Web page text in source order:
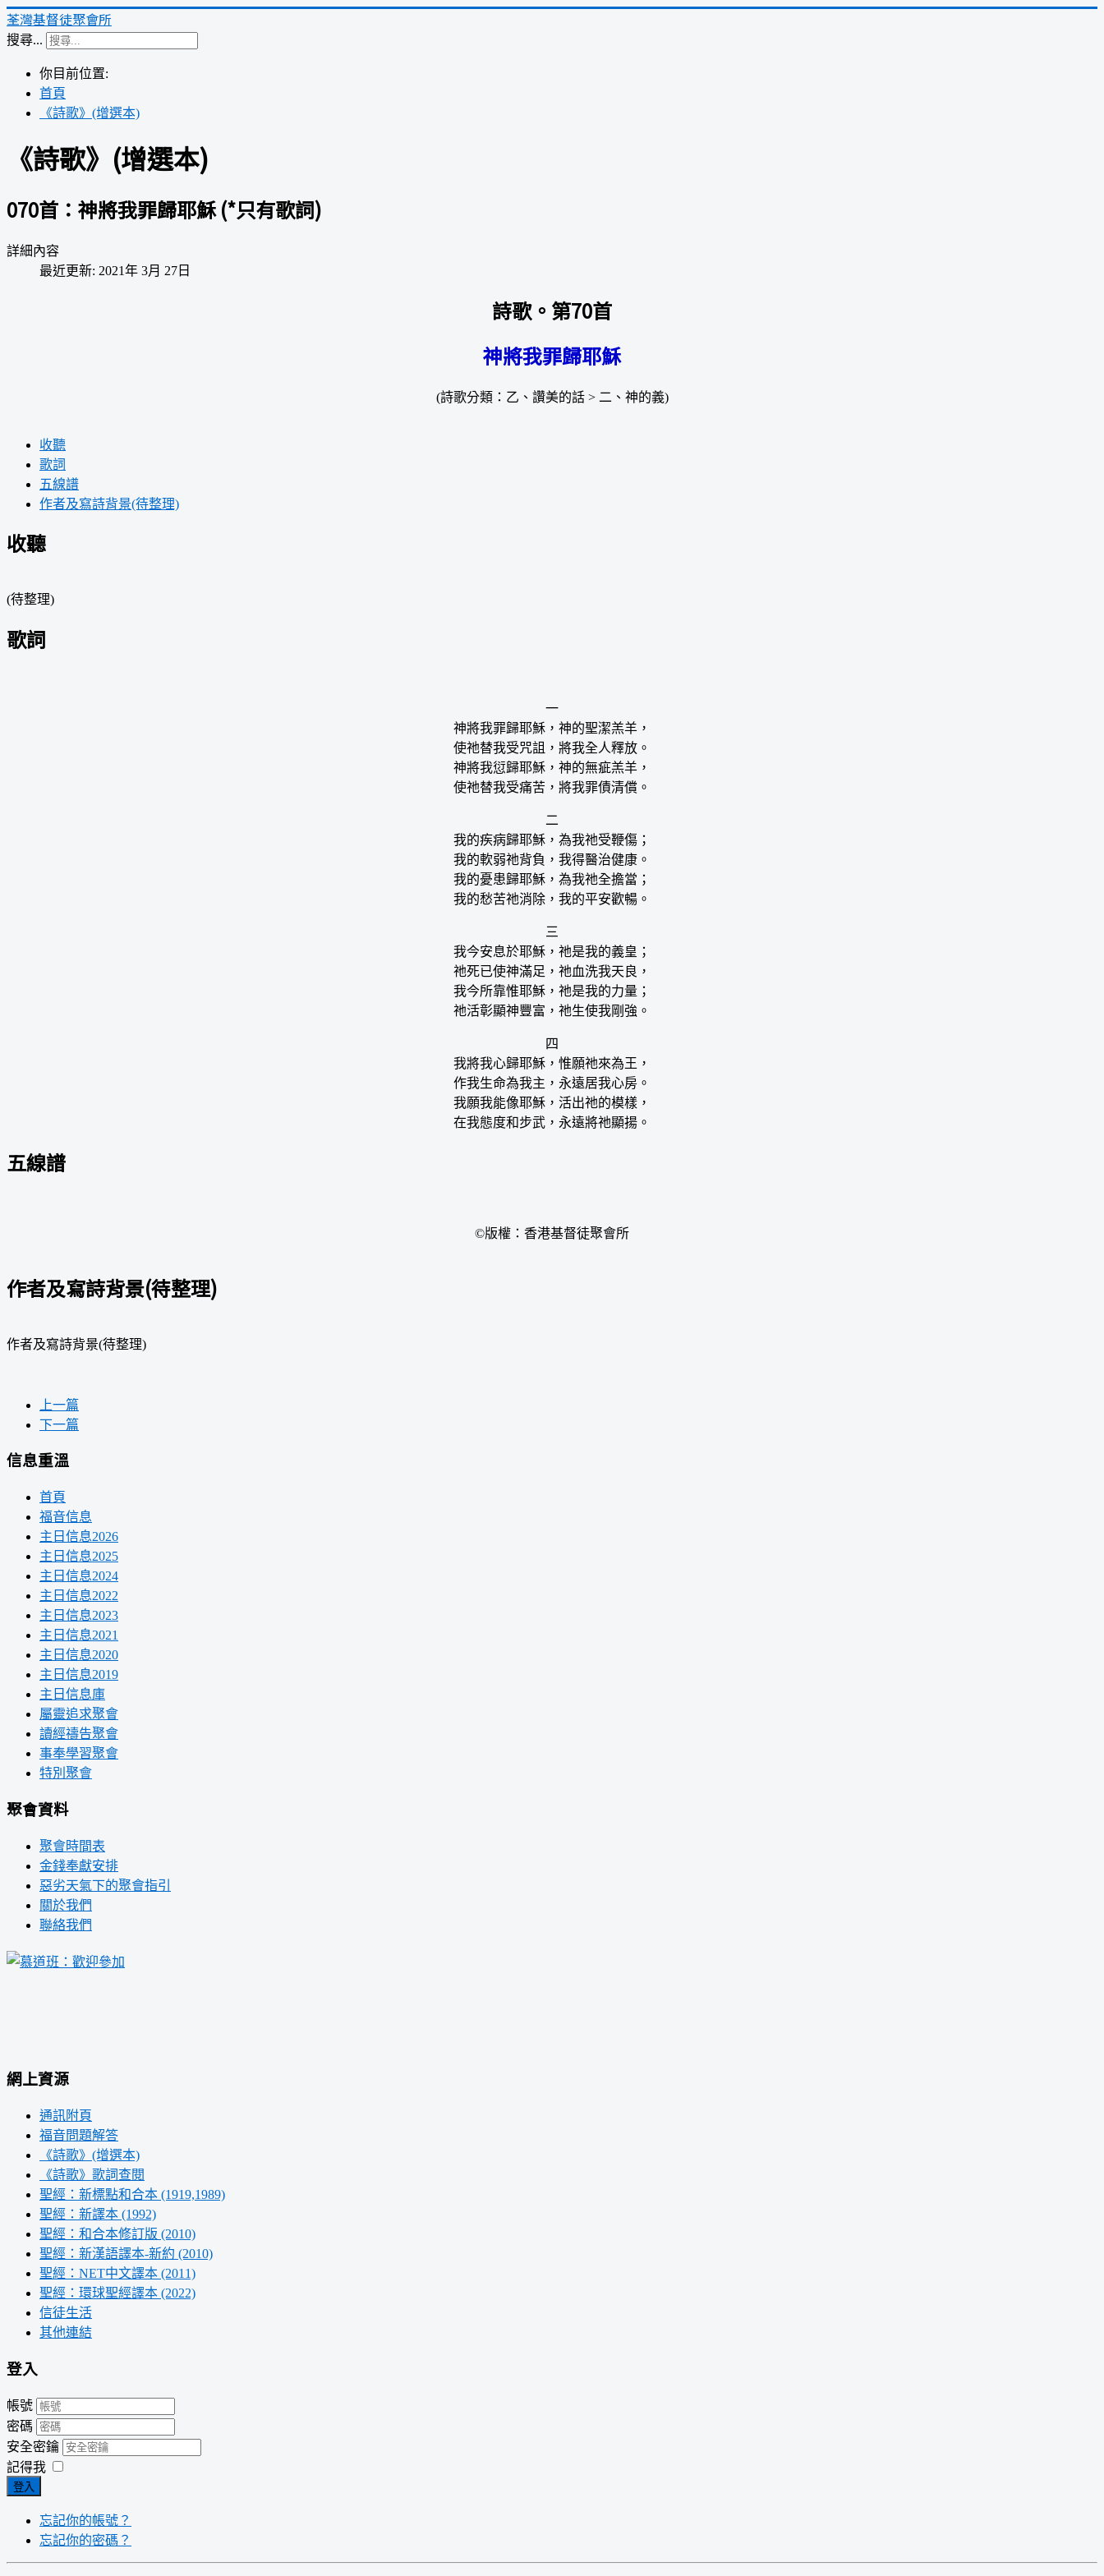
荃灣基督徒聚會所
搜尋...
你目前位置:
首頁
《詩歌》(增選本)
《詩歌》(增選本)
070首：神將我罪歸耶穌 (*只有歌詞)
詳細內容
最近更新: 2021年 3月 27日
詩歌。第70首
神將我罪歸耶穌
(詩歌分類：乙、讚美的話 > 二、神的義)
收聽
歌詞
五線譜
作者及寫詩背景(待整理)
收聽
(待整理)
歌詞
一
神將我罪歸耶穌，神的聖潔羔羊，
使祂替我受咒詛，將我全人釋放。
神將我愆歸耶穌，神的無疵羔羊，
使祂替我受痛苦，將我罪債清償。
二
我的疾病歸耶穌，為我祂受鞭傷；
我的軟弱祂背負，我得醫治健康。
我的憂患歸耶穌，為我祂全擔當；
我的愁苦祂消除，我的平安歡暢。
三
我今安息於耶穌，祂是我的義皇；
祂死已使神滿足，祂血洗我天良，
我今所靠惟耶穌，祂是我的力量；
祂活彰顯神豐富，祂生使我剛強。
四
我將我心歸耶穌，惟願祂來為王，
作我生命為我主，永遠居我心房。
我願我能像耶穌，活出祂的模樣，
在我態度和步武，永遠將祂顯揚。
五線譜
©版權：香港基督徒聚會所
作者及寫詩背景(待整理)
作者及寫詩背景(待整理)
上一篇
下一篇
信息重溫
首頁
福音信息
主日信息2026
主日信息2025
主日信息2024
主日信息2022
主日信息2023
主日信息2021
主日信息2020
主日信息2019
主日信息庫
屬靈追求聚會
讀經禱告聚會
事奉學習聚會
特別聚會
聚會資料
聚會時間表
金錢奉獻安排
惡劣天氣下的聚會指引
關於我們
聯絡我們
網上資源
通訊附頁
福音問題解答
《詩歌》(增選本)
《詩歌》歌詞查閱
聖經：新標點和合本 (1919,1989)
聖經：新譯本 (1992)
聖經：和合本修訂版 (2010)
聖經：新漢語譯本-新約 (2010)
聖經：NET中文譯本 (2011)
聖經：環球聖經譯本 (2022)
信徒生活
其他連結
登入
帳號
密碼
安全密鑰
記得我
登入
忘記你的帳號？
忘記你的密碼？